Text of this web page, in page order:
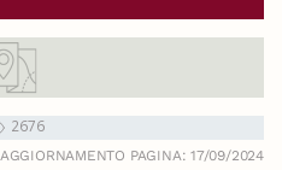
2676
AGGIORNAMENTO PAGINA: 17/09/2024